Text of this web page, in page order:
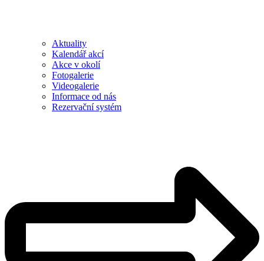
Aktuality
Kalendář akcí
Akce v okolí
Fotogalerie
Videogalerie
Informace od nás
Rezervační systém